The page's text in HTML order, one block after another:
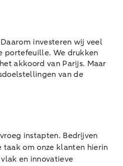
investeren wij veel
portefeuille. We drukken
akkoord van Parijs. Maar
van de
instapten. Bedrijven
taak om onze klanten hierin
en innovatieve